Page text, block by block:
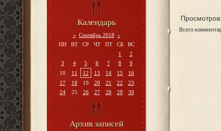
Календарь
« Сентябрь 2018 »
ПН
ВТ СР ЧТ ПТ СБ
ВС
1
2
3
4 5 6 7 8
9
10
11 12 13 14 15
16
17
18 19 20 21 22
23
24
25 26 27 28 29 30
Архив записей
Просмотров
Всего